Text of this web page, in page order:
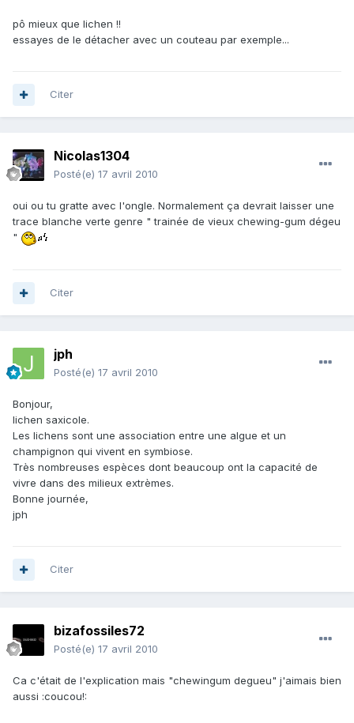
pô mieux que lichen !!
essayes de le détacher avec un couteau par exemple...
Citer
Nicolas1304
Posté(e) 17 avril 2010
oui ou tu gratte avec l'ongle. Normalement ça devrait laisser une
trace blanche verte genre " trainée de vieux chewing-gum dégeu
"
Citer
jph
Posté(e) 17 avril 2010
Bonjour,
lichen saxicole.
Les lichens sont une association entre une algue et un
champignon qui vivent en symbiose.
Très nombreuses espèces dont beaucoup ont la capacité de
vivre dans des milieux extrèmes.
Bonne journée,
jph
Citer
bizafossiles72
Posté(e) 17 avril 2010
Ca c'était de l'explication mais "chewingum degueu" j'aimais bien
aussi :coucou!: